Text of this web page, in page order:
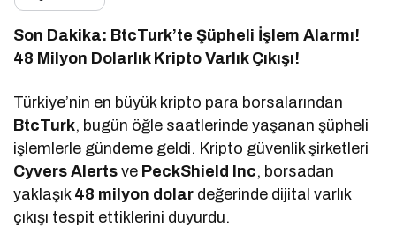
Son Dakika: BtcTurk’te Şüpheli İşlem Alarmı!
48 Milyon Dolarlık Kripto Varlık Çıkışı!
Türkiye’nin en büyük kripto para borsalarından
BtcTurk, bugün öğle saatlerinde yaşanan şüpheli
işlemlerle gündeme geldi. Kripto güvenlik şirketleri
Cyvers Alerts ve PeckShield Inc, borsadan
yaklaşık 48 milyon dolar değerinde dijital varlık
çıkışı tespit ettiklerini duyurdu.